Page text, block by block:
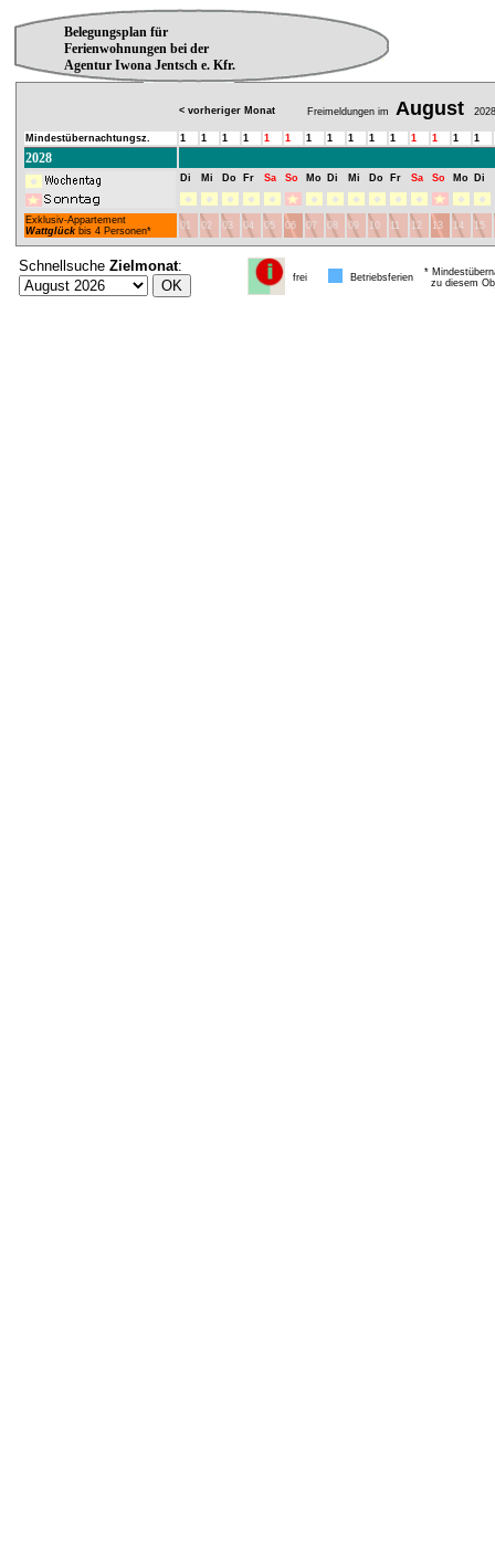
Belegungsplan für
Ferienwohnungen bei der
Agentur Iwona Jentsch e. Kfr.
< vorheriger Monat Freimeldungen im August 2028
Mindestübernachtungsz. 1 1 1 1 1 1 1 1 1 1 1 1 1 1 1
2028
Di Mi Do Fr Sa So Mo Di Mi Do Fr Sa So Mo Di
Exklusiv-Appartement
Wattglück bis 4 Personen* 01 02 03 04 05 06 07 08 09 10 11 12 13 14 15
Schnellsuche Zielmonat:
frei Betriebsferien
*
zu diesem